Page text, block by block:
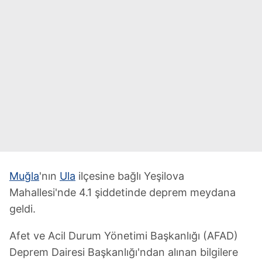
Muğla'nın Ula ilçesine bağlı Yeşilova
Mahallesi'nde 4.1 şiddetinde deprem meydana
geldi.
Afet ve Acil Durum Yönetimi Başkanlığı (AFAD)
Deprem Dairesi Başkanlığı'ndan alınan bilgilere